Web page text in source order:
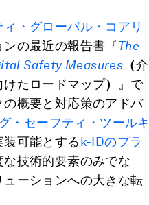
・グローバル・コアリ
の最近の報告書『The
Safety Measures （介
けたロードマップ）
』で
概要と対応策のアドバ
・セーフティ・ツールキ
可能とするk-IDのプラ
技術的要素のみでな
ーションへの大きな転